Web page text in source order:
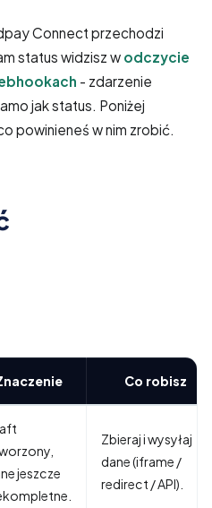
Connect przechodzi
status widzisz w odczycie
- zdarzenie
jak status. Poniżej
powinieneś w nim zrobić.
Co robisz
jeszcze
Zbieraj i wysyłaj
dane (iframe /
redirect / API).